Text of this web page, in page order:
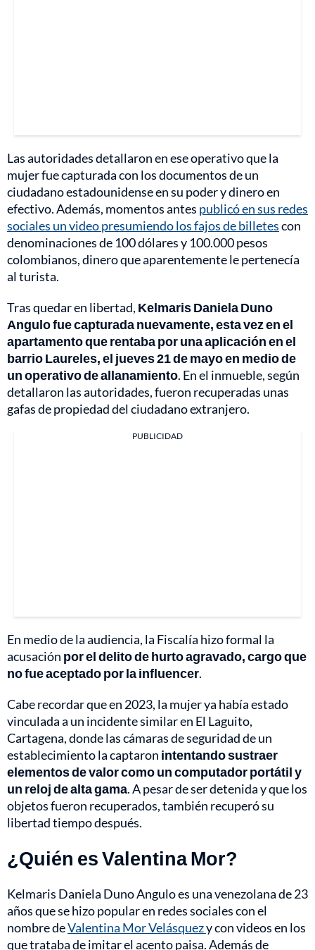
Las autoridades detallaron en ese operativo que la
mujer fue capturada con los documentos de un
ciudadano estadounidense en su poder y dinero en
efectivo. Además, momentos antes publicó en sus redes
sociales un video presumiendo los fajos de billetescon
denominaciones de 100 dólares y 100.000 pesos
colombianos, dinero que aparentemente le pertenecía
al turista.
Tras quedar en libertad, Kelmaris Daniela Duno
Angulo fue capturada nuevamente, esta vez en el
apartamento que rentaba por una aplicación en el
barrio Laureles, el jueves 21 de mayo en medio de
un operativo de allanamiento. En el inmueble, según
detallaron las autoridades, fueron recuperadas unas
gafas de propiedad del ciudadano extranjero.
PUBLICIDAD
En medio de la audiencia, la Fiscalía hizo formal la
acusación por el delito de hurto agravado, cargo que
no fue aceptado por la influencer.
Cabe recordar que en 2023, la mujer ya había estado
vinculada a un incidente similar en El Laguito,
Cartagena, donde las cámaras de seguridad de un
establecimiento la captaron intentando sustraer
elementos de valor como un computador portátil y
un reloj de alta gama. A pesar de ser detenida y que los
objetos fueron recuperados, también recuperó su
libertad tiempo después.
¿Quién es Valentina Mor?
Kelmaris Daniela Duno Angulo es una venezolana de 23
años que se hizo popular en redes sociales con el
nombre deValentina Mor Velásquezy con videos en los
que trataba de imitar el acento paisa. Además de